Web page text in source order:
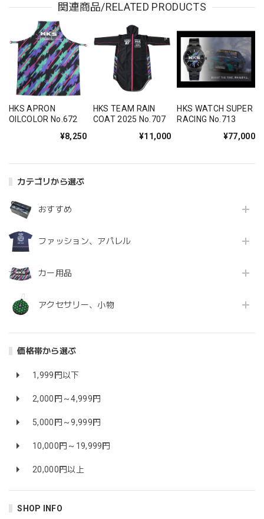
カテゴリから選ぶ
おすすめ
ファッション、アパレル
カー用品
アクセサリー、小物
価格帯から選ぶ
1,999円以下
2,000円～4,999円
5,000円～9,999円
10,000円～19,999円
20,000円以上
SHOP INFO
関連商品/RELATED PRODUCTS
HKS APRON
OILCOLOR No.672
¥8,250
HKS TEAM RAIN
COAT 2025 No.707
¥11,000
HKS WATCH SUPER
RACING No.713
¥77,000